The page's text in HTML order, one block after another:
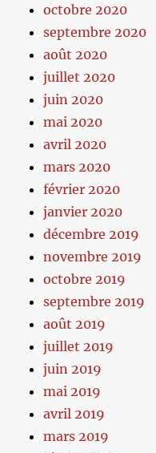
octobre 2020
septembre 2020
août 2020
juillet 2020
juin 2020
mai 2020
avril 2020
mars 2020
février 2020
janvier 2020
décembre 2019
novembre 2019
octobre 2019
septembre 2019
août 2019
juillet 2019
juin 2019
mai 2019
avril 2019
mars 2019